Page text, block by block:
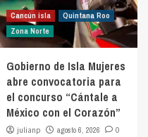
Cancún isla
Quintana Roo
Zona Norte
Gobierno de Isla Mujeres
abre convocatoria para
el concurso “Cántale a
México con el Corazón”
julianp agosto 6, 2026 0